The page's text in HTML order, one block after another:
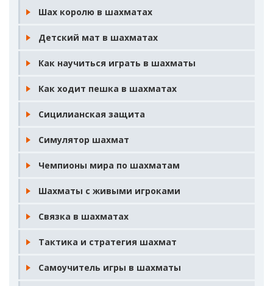
Шах королю в шахматах
Детский мат в шахматах
Как научиться играть в шахматы
Как ходит пешка в шахматах
Сицилианская защита
Симулятор шахмат
Чемпионы мира по шахматам
Шахматы с живыми игроками
Связка в шахматах
Тактика и стратегия шахмат
Самоучитель игры в шахматы